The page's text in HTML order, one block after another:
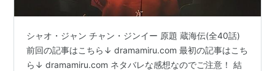
シャオ・ジャン チャン・ジンイー 原題 蔵海伝(全40話)
前回の記事はこちら↓ dramamiru.com 最初の記事はこち
ら↓ dramamiru.com ネタバレな感想なのでご注意！ 結